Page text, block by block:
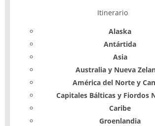
Itinerario
Alaska
Antártida
Asia
Australia y Nueva
América del Norte y
Capitales Bálticas y Fiordos
Caribe
Groenlandia